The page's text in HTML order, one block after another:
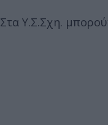
Στα Υ.Σ.Σχη.